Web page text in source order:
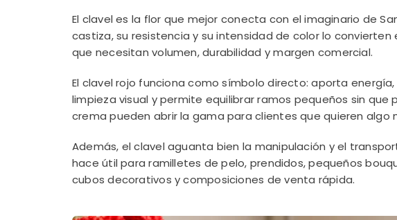
El clavel es la flor que mejor conecta con el imaginario de
castiza, su resistencia y su intensidad de color lo
que necesitan volumen, durabilidad y margen comercial.
El clavel rojo funciona como símbolo directo: aporta
limpieza visual y permite equilibrar ramos pequeños sin que
crema pueden abrir la gama para clientes que quieren algo
Además, el clavel aguanta bien la manipulación y el
hace útil para ramilletes de pelo, prendidos, pequeños
cubos decorativos y composiciones de venta rápida.